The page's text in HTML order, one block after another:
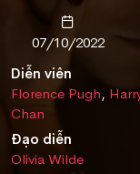
07/10/2022
Diễn viên
Florence Pugh,
Chan
Đạo diễn
Olivia Wilde